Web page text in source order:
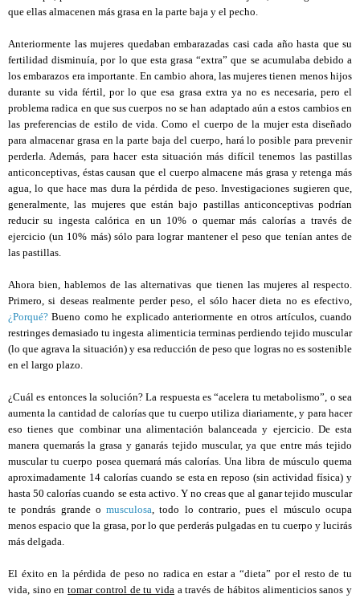
que ellas almacenen más grasa en la parte baja y el pecho.
Anteriormente las mujeres quedaban embarazadas casi cada año hasta que su
fertilidad disminuía, por lo que esta grasa “extra” que se acumulaba debido a
los embarazos era importante. En cambio ahora, las mujeres tienen menos hijos
durante su vida fértil, por lo que esa grasa extra ya no es necesaria, pero el
problema radica en que sus cuerpos no se han adaptado aún a estos cambios en
las preferencias de estilo de vida. Como el cuerpo de la mujer esta diseñado
para almacenar grasa en la parte baja del cuerpo, hará lo posible para prevenir
perderla. Además, para hacer esta situación más difícil tenemos las pastillas
anticonceptivas, éstas causan que el cuerpo almacene más grasa y retenga más
agua, lo que hace mas dura la pérdida de peso. Investigaciones sugieren que,
generalmente, las mujeres que están bajo pastillas anticonceptivas podrían
reducir su ingesta calórica en un 10% o quemar más calorías a través de
ejercicio (un 10% más) sólo para lograr mantener el peso que tenían antes de
las pastillas.
Ahora bien, hablemos de las alternativas que tienen las mujeres al respecto.
Primero, si deseas realmente perder peso, el sólo hacer dieta no es efectivo,
¿Porqué? Bueno como he explicado anteriormente en otros artículos, cuando
restringes demasiado tu ingesta alimenticia terminas perdiendo tejido muscular
(lo que agrava la situación) y esa reducción de peso que logras no es sostenible
en el largo plazo.
¿Cuál es entonces la solución? La respuesta es “acelera tu metabolismo”, o sea
aumenta la cantidad de calorías que tu cuerpo utiliza diariamente, y para hacer
eso tienes que combinar una alimentación balanceada y ejercicio. De esta
manera quemarás la grasa y ganarás tejido muscular, ya que entre más tejido
muscular tu cuerpo posea quemará más calorías. Una libra de músculo quema
aproximadamente 14 calorías cuando se esta en reposo (sin actividad física) y
hasta 50 calorías cuando se esta activo. Y no creas que al ganar tejido muscular
te pondrás grande omusculosa , todo lo contrario, pues el músculo ocupa
menos espacio que la grasa, por lo que perderás pulgadas en tu cuerpo y lucirás
más delgada.
El éxito en la pérdida de peso no radica en estar a “dieta” por el resto de tu
vida, sino entomar control de tu vida a través de hábitos alimenticios sanos y